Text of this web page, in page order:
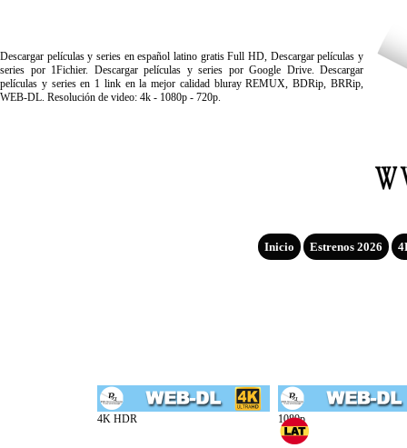
Descargar películas y series en español latino gratis Full HD, Descargar películas y
series por 1Fichier. Descargar películas y series por Google Drive. Descargar
películas y series en 1 link en la mejor calidad bluray REMUX, BDRip, BRRip,
WEB-DL. Resolución de video: 4k - 1080p - 720p.
Inicio Estrenos 2026